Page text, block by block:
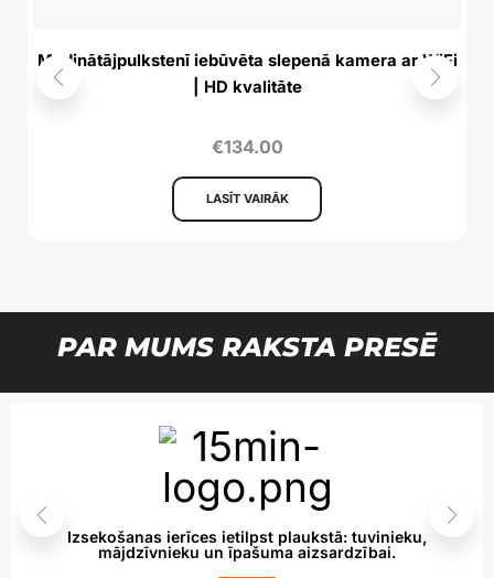
Modinātājpulkstenī iebūvēta slepenā kamera ar WiFi
| HD kvalitāte
€134.00
LASĪT VAIRĀK
PAR MUMS RAKSTA PRESĒ
Izsekošanas ierīces ietilpst plaukstā: tuvinieku,
mājdzīvnieku un īpašuma aizsardzībai.